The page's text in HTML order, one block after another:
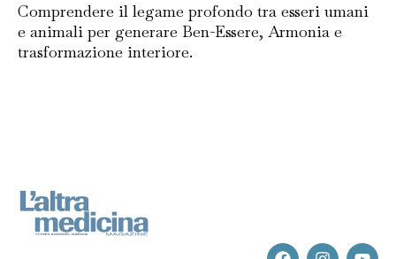
Comprendere il legame profondo tra esseri umani
e animali per generare Ben-Essere, Armonia e
trasformazione interiore.